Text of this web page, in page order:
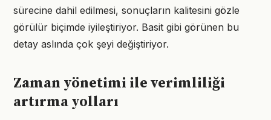
sürecine dahil edilmesi, sonuçların kalitesini gözle
görülür biçimde iyileştiriyor. Basit gibi görünen bu
detay aslında çok şeyi değiştiriyor.
Zaman yönetimi ile verimliliği
artırma yolları